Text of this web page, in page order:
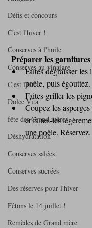
Défis et concours
C'est l'hiver !
Conserves à l'huile
Conserves au vinaigre
C'est l'été !
Dolce Vita
fête des Grand mères
Déshydratation
Conserves salées
Conserves sucrées
Des réserves pour l'hiver
Fêtons le 14 juillet !
Remèdes de Grand mère
Préparer les garnitures
Faites dégraisser les
poêle, puis égouttez.
Faites griller les
Coupez les
et faites-les
une poêle. Réservez.